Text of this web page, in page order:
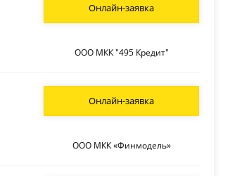
ООО МКК "495 Кредит"
Онлайн-заявка
ООО МКК «Финмодель»
Онлайн-заявка